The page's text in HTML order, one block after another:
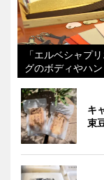
「エルベシャプ
グのボディやハ
キ
束